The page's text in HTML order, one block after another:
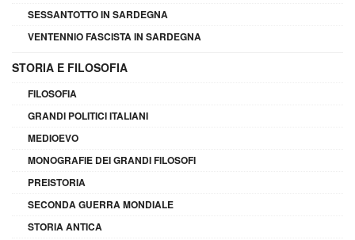
SESSANTOTTO IN SARDEGNA
VENTENNIO FASCISTA IN SARDEGNA
STORIA E FILOSOFIA
FILOSOFIA
GRANDI POLITICI ITALIANI
MEDIOEVO
MONOGRAFIE DEI GRANDI FILOSOFI
PREISTORIA
SECONDA GUERRA MONDIALE
STORIA ANTICA